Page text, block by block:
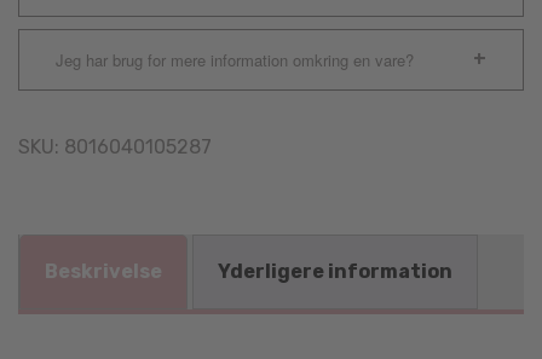
Jeg har brug for mere information omkring en vare?
SKU: 8016040105287
Beskrivelse Yderligere information